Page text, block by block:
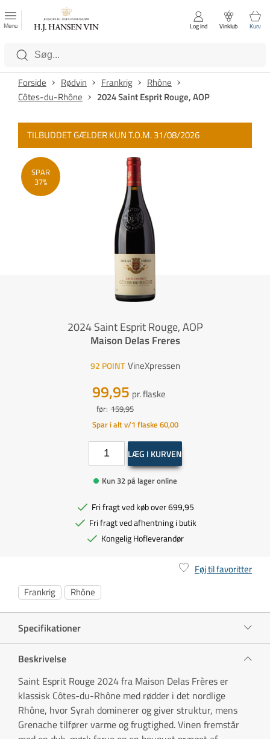
Luk
Kategorier
Menu Log ind Vinklub Kurv
Forside Rødvin Frankrig
Rhône
Côtes-du-Rhône
2024 Saint Esprit Rouge, AOP
TILBUDDET GÆLDER KUN T.O.M. 31/08/2026
SPAR
37%
2024 Saint Esprit Rouge, AOP
Maison Delas Freres
92 POINT VineXpressen
99,95 pr. flaske
før: 159,95
Spar i alt v/1 flaske 60,00
LÆG I KURVEN
Kun 32 på lager online
Fri fragt ved køb over 699,95
Fri fragt ved afhentning i butik
Kongelig Hofleverandør
Føj til favoritter
Frankrig
Rhône
Specifikationer
Beskrivelse
Saint Esprit Rouge 2024 fra Maison Delas Frères er
klassisk Côtes-du-Rhône med rødder i det nordlige
Rhône, hvor Syrah dominerer og giver struktur, mens
Grenache tilfører varme og frugtighed. Vinen fremstår